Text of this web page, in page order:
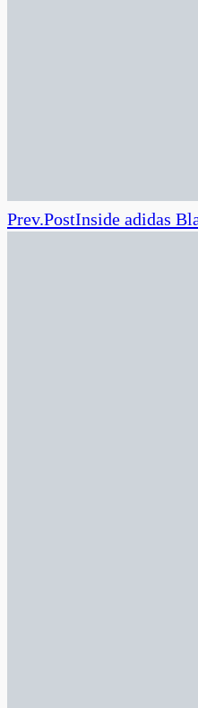
Prev.PostInside adidas